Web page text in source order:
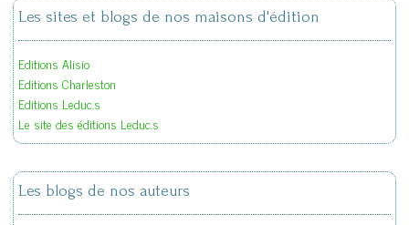
Les sites et blogs de nos maisons d'édition
Editions Alisio
Editions Charleston
Editions Leduc.s
Le site des éditions Leduc.s
Les blogs de nos auteurs